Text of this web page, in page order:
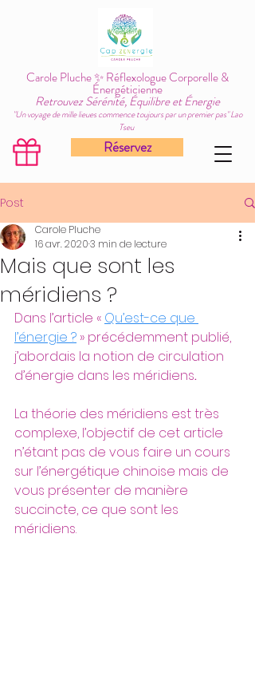
Carole Pluche ✨ Réflexologue Corporelle &
Énergéticienne
Retrouvez Sérénité, Équilibre et Énergie
"Un voyage de mille lieues commence toujours par un premier pas" Lao
Tseu
Réservez
Post
Mais que sont les
méridiens ?
Carole Pluche
16 avr. 20203 min de lecture
Dans l’article « Qu’est-ce que
l’énergie ? » précédemment publié,
j’abordais la notion de circulation
d’énergie dans les méridiens.
La théorie des méridiens est très
complexe, l’objectif de cet article
n’étant pas de vous faire un cours
sur l’énergétique chinoise mais de
vous présenter de manière
succincte, ce que sont les
méridiens.